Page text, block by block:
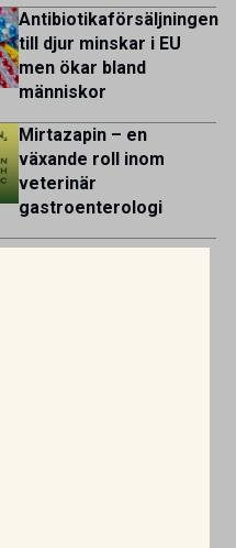
Antibiotikaförsäljningen
till djur minskar i EU
men ökar bland
människor
Mirtazapin – en
växande roll inom
veterinär
gastroenterologi